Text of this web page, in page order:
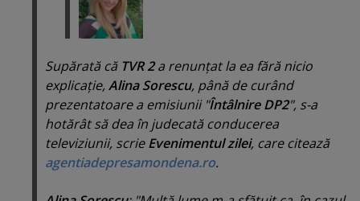
Supărată că TVR 2a renunţat la ea fără nicio
explicaţie,Alina Sorescu, până de curând
prezentatoare a emisiunii "Întâlnire DP2", s-a
hotărât să dea în judecată conducerea
televiziunii, scrieEvenimentul zilei, care citează
agentiadepresamondena.ro.